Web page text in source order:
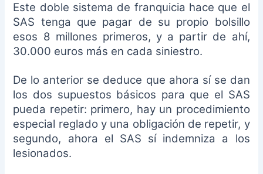
Este doble sistema de franquicia hace que el
SAS tenga que pagar de su propio bolsillo
esos 8 millones primeros, y a partir de ahí,
30.000 euros más en cada siniestro.
De lo anterior se deduce que ahora sí se dan
los dos supuestos básicos para que el SAS
pueda repetir: primero, hay un procedimiento
especial reglado y una obligación de repetir, y
segundo, ahora el SAS sí indemniza a los
lesionados.